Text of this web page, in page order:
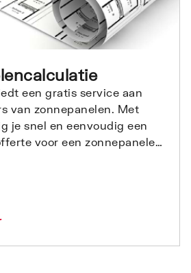
een gratis service aan
van zonnepanelen. Met
je snel en eenvoudig een
voor een zonnepanelen